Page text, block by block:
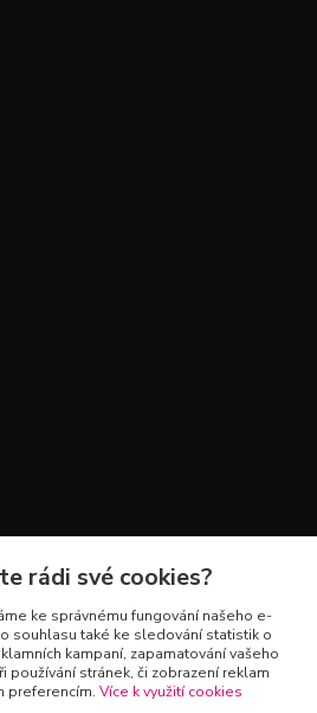
rádi své cookies?
ke správnému fungování našeho e-
souhlasu také ke sledování statistik o
kampaní, zapamatování vašeho
používání stránek, či zobrazení reklam
preferencím. Více k využití cookies